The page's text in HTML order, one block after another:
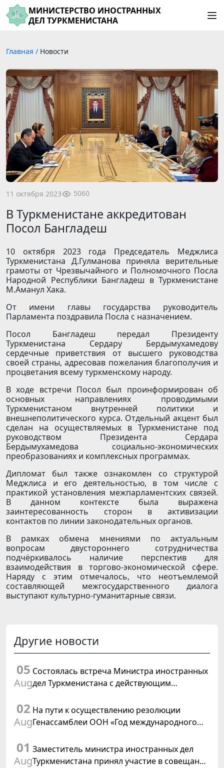
МИНИСТЕРСТВО ИНОСТРАННЫХ
ДЕЛ ТУРКМЕНИСТАНА
Главная / Новости
11 октября 2023 5060
В Туркменистане аккредитован
Посол Бангладеш
10 октября 2023 года Председатель Меджлиса
Туркменистана Д.Гулманова приняла верительные
грамоты от Чрезвычайного и Полномочного Посла
Народной Республики Бангладеш в Туркменистане
М.Аманул Хака.
От имени главы государства руководитель
Парламента поздравила Посла с назначением.
Посол Бангладеш передал Президенту
Туркменистана Сердару Бердымухамедову
сердечные приветствия от высшего руководства
своей страны, адресовав пожелания благополучия и
процветания всему туркменскому народу.
В ходе встречи Посол был проинформирован об
основных направлениях проводимыми
Туркменистаном внутренней политики и
внешнеполитического курса. Отдельный акцент был
сделан на осуществляемых в Туркменистане под
руководством Президента Сердара
Бердымухамедова социально-экономических
преобразованиях и комплексных программах.
Дипломат был также ознакомлен со структурой
Меджлиса и его деятельностью, в том числе с
практикой установления межпарламентских связей.
В данном контексте была выражена
заинтересованность сторон в активизации
контактов по линии законодательных органов.
В рамках обмена мнениями по актуальным
вопросам двустороннего сотрудничества
подчёркивалось наличие перспектив для
взаимодействия в торгово-экономической сфере.
Наряду с этим отмечалось, что неотъемлемой
составляющей межгосударственного диалога
выступают культурно-гуманитарные связи.
Другие новости
05
Aug
Состоялась встреча Министра иностранных
дел Туркменистана с действующим
02
Aug
На пути к осуществлению резолюции
Генассамблеи ООН «Год международного
Туркменистаном
01
Aug
Заместитель министра иностранных дел
Туркменистана принял участие в совещании